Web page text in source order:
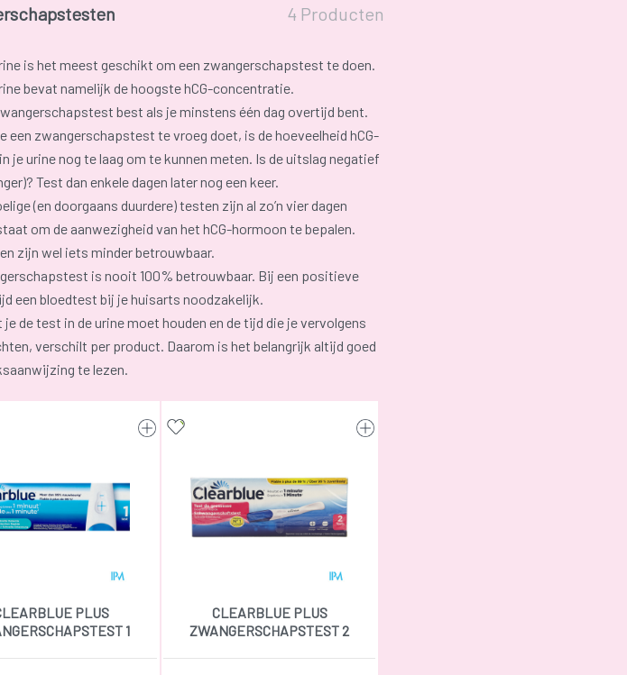
4 Producten
is het meest geschikt om een zwangerschapstest te doen.
bevat namelijk de hoogste hCG-concentratie.
best als je minstens één dag overtijd bent.
een zwangerschapstest te vroeg doet, is de hoeveelheid hCG-
je urine nog te laag om te kunnen meten. Is de uitslag negatief
Test dan enkele dagen later nog een keer.
(en doorgaans duurdere) testen zijn al zo’n vier dagen
om de aanwezigheid van het hCG-hormoon te bepalen.
zijn wel iets minder betrouwbaar.
is nooit 100% betrouwbaar. Bij een positieve
een bloedtest bij je huisarts noodzakelijk.
je de test in de urine moet houden en de tijd die je vervolgens
verschilt per product. Daarom is het belangrijk altijd goed
te lezen.
PLUS
1
CLEARBLUE PLUS
ZWANGERSCHAPSTEST 2